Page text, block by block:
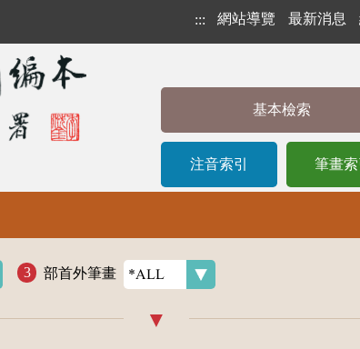
::: 網站導覽 最新消息
基本檢索
注音索引 筆畫索
部首外筆畫